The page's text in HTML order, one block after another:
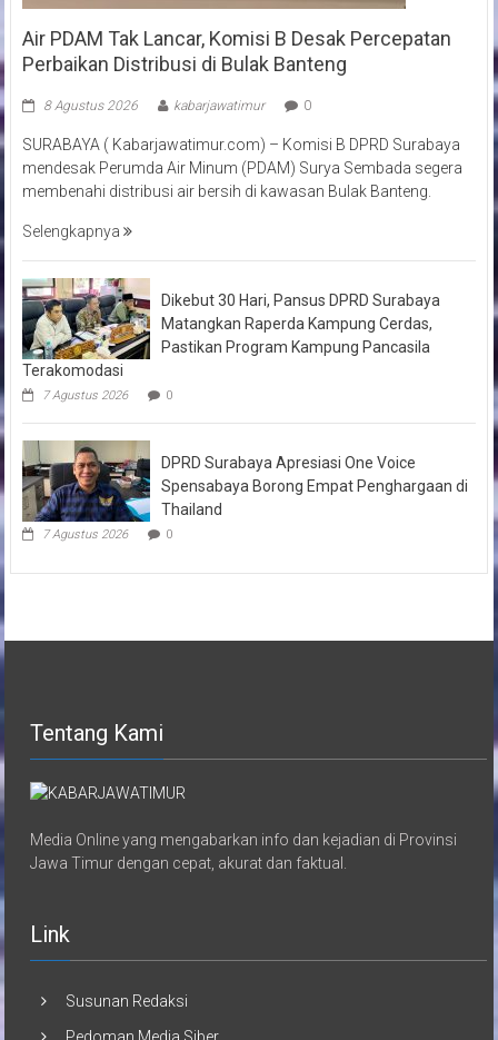
Air PDAM Tak Lancar, Komisi B Desak Percepatan
Perbaikan Distribusi di Bulak Banteng
8 Agustus 2026 kabarjawatimur 0
SURABAYA ( Kabarjawatimur.com) – Komisi B DPRD Surabaya
mendesak Perumda Air Minum (PDAM) Surya Sembada segera
membenahi distribusi air bersih di kawasan Bulak Banteng.
Selengkapnya
Dikebut 30 Hari, Pansus DPRD Surabaya
Matangkan Raperda Kampung Cerdas,
Pastikan Program Kampung Pancasila
Terakomodasi
7 Agustus 2026 0
DPRD Surabaya Apresiasi One Voice
Spensabaya Borong Empat Penghargaan di
Thailand
7 Agustus 2026 0
Tentang Kami
Media Online yang mengabarkan info dan kejadian di Provinsi
Jawa Timur dengan cepat, akurat dan faktual.
Link
Susunan Redaksi